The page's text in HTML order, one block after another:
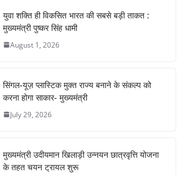
युवा शक्ति ही विकसित भारत की सबसे बड़ी ताकत :
मुख्यमंत्री पुष्कर सिंह धामी
August 1, 2026
सिंगल-यूज़ प्लास्टिक मुक्त राज्य बनाने के संकल्प को
करना होगा साकार- मुख्यमंत्री
July 29, 2026
मुख्यमंत्री उदीयमान खिलाड़ी उन्नयन छात्रवृत्ति योजना
के तहत चयन ट्रायल शुरू